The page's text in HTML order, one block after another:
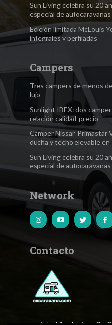
Sun Living celebra su 20
especial de autocaravanas
Edición limitada McLouis
integrales y perfiladas
Campers
Tres campers de menos
lujo
Sunlight IBEX: dos
relación calidad-precio
Camper Nissan Primastar
ducha y techo elevable en
Sun Living celebra su 20
especial de autocaravanas
Network
Contacto